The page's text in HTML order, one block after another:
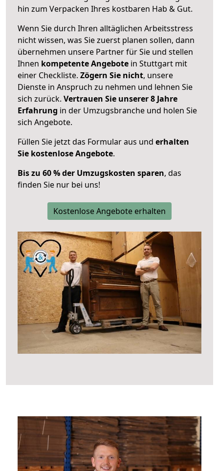
hin zum Verpacken Ihres kostbaren Hab & Gut.
Wenn Sie durch Ihren alltäglichen Arbeitsstress
nicht wissen, was Sie zuerst planen sollen, dann
übernehmen unsere Partner für Sie und stellen
Ihnen kompetente Angebote in Stuttgart mit
einer Checkliste. Zögern Sie nicht, unsere
Dienste in Anspruch zu nehmen und lehnen Sie
sich zurück. Vertrauen Sie unserer 8 Jahre
Erfahrung in der Umzugsbranche und holen Sie
sich Angebote.
Füllen Sie jetzt das Formular aus und erhalten
Sie kostenlose Angebote.
Bis zu 60 % der Umzugskosten sparen, das
finden Sie nur bei uns!
Kostenlose Angebote erhalten